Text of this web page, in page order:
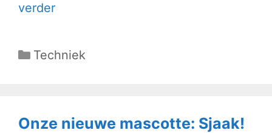
verder
Categorieën
Techniek
Onze nieuwe mascotte: Sjaak!